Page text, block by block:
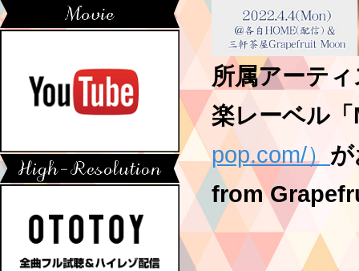
所属アーテ
楽レーベル
pop.com/）
from